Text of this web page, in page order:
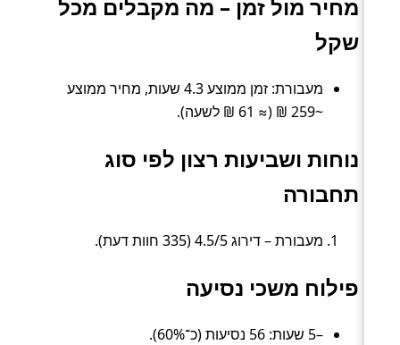
מחיר מול זמן – מה מקבלים מכל
שקל
מעבורת: זמן ממוצע 4.3 שעות, מחיר ממוצע
~259 ₪ (≈ 61 ₪ לשעה).
נוחות ושביעות רצון לפי סוג
תחבורה
מעבורת – דירוג 4.5/5 (335 חוות דעת).
פילוח משכי נסיעה
–5 שעות: 56 נסיעות (כ־60%).